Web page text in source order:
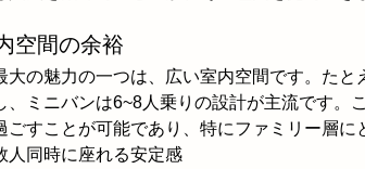
空間の余裕
大の魅力の一つは、広い室内空間です。た
、ミニバンは6~8人乗りの設計が主流です。
ごすことが可能であり、特にファミリー層に
人同時に座れる安定感